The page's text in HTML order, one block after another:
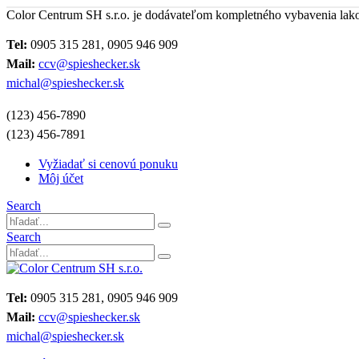
Color Centrum SH s.r.o. je dodávateľom kompletného vybavenia
Tel: 0905 315 281, 0905 946 909
Mail: ccv@spieshecker.sk
michal@spieshecker.sk
(123) 456-7890
(123) 456-7891
Vyžiadať si cenovú ponuku
Môj účet
Search
Search
Tel: 0905 315 281, 0905 946 909
Mail: ccv@spieshecker.sk
michal@spieshecker.sk